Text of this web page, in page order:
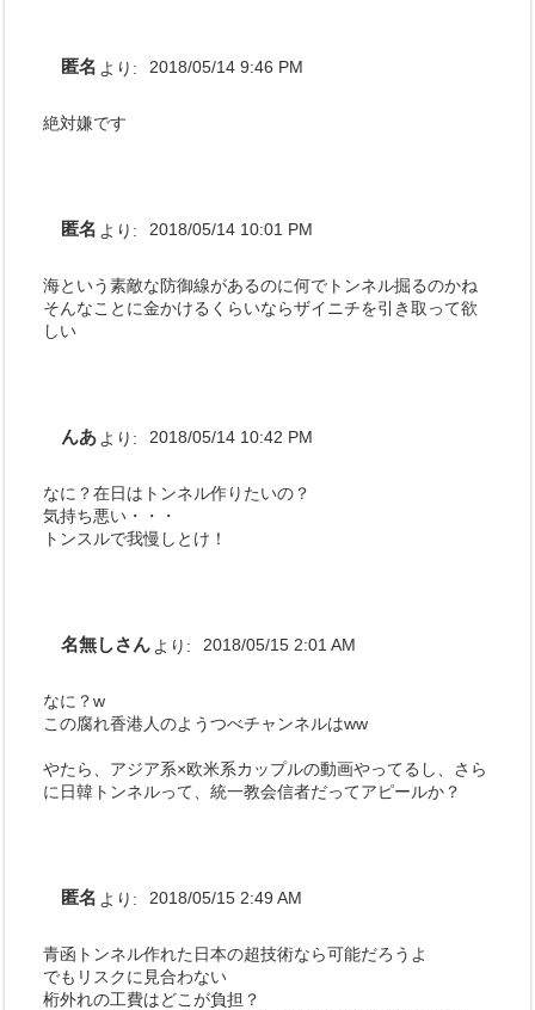
匿名 より: 2018/05/14 9:46 PM
絶対嫌です
匿名 より: 2018/05/14 10:01 PM
海という素敵な防御線があるのに何でトンネル掘るのかね
そんなことに金かけるくらいならザイニチを引き取って欲
しい
んあ より: 2018/05/14 10:42 PM
なに？在日はトンネル作りたいの？
気持ち悪い・・・
トンスルで我慢しとけ！
名無しさん より: 2018/05/15 2:01 AM
なに？w
この腐れ香港人のようつべチャンネルはww
やたら、アジア系×欧米系カップルの動画やってるし、さら
に日韓トンネルって、統一教会信者だってアピールか？
匿名 より: 2018/05/15 2:49 AM
青函トンネル作れた日本の超技術なら可能だろうよ
でもリスクに見合わない
桁外れの工費はどこが負担？